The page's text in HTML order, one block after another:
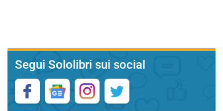
Segui Sololibri sui social